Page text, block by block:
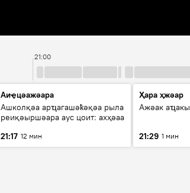
21:00
Аиҿцәажәара
Ашколқәа арҵагашәҟәқәа рыла
реиқәыршәара аус цоит: ахҳәаа
21:17 12 мин
Ҳара ҳжәар
Ажәак аҵакы
21:29 1 мин